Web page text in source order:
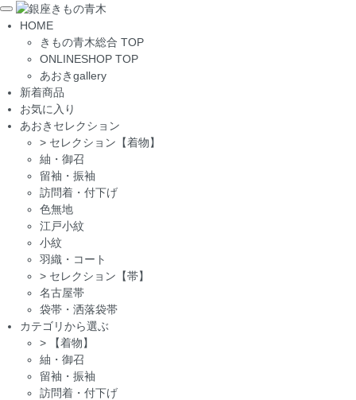
Toggle
navigation
HOME
きもの青木総合 TOP
ONLINESHOP TOP
あおきgallery
新着商品
お気に入り
あおきセレクション
> セレクション【着物】
紬・御召
留袖・振袖
訪問着・付下げ
色無地
江戸小紋
小紋
羽織・コート
> セレクション【帯】
名古屋帯
袋帯・洒落袋帯
カテゴリから選ぶ
>
【着物】
紬・御召
留袖・振袖
訪問着・付下げ